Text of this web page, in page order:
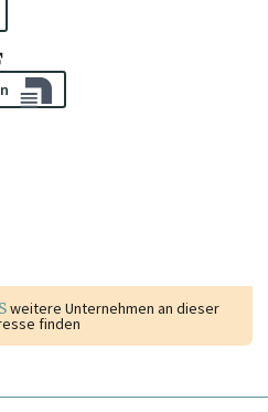
weitere Unternehmen an dieser
finden